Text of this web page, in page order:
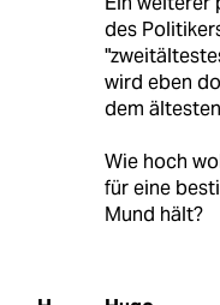
des
wird eben
dem
Wie hoch
für eine
Mund hält?